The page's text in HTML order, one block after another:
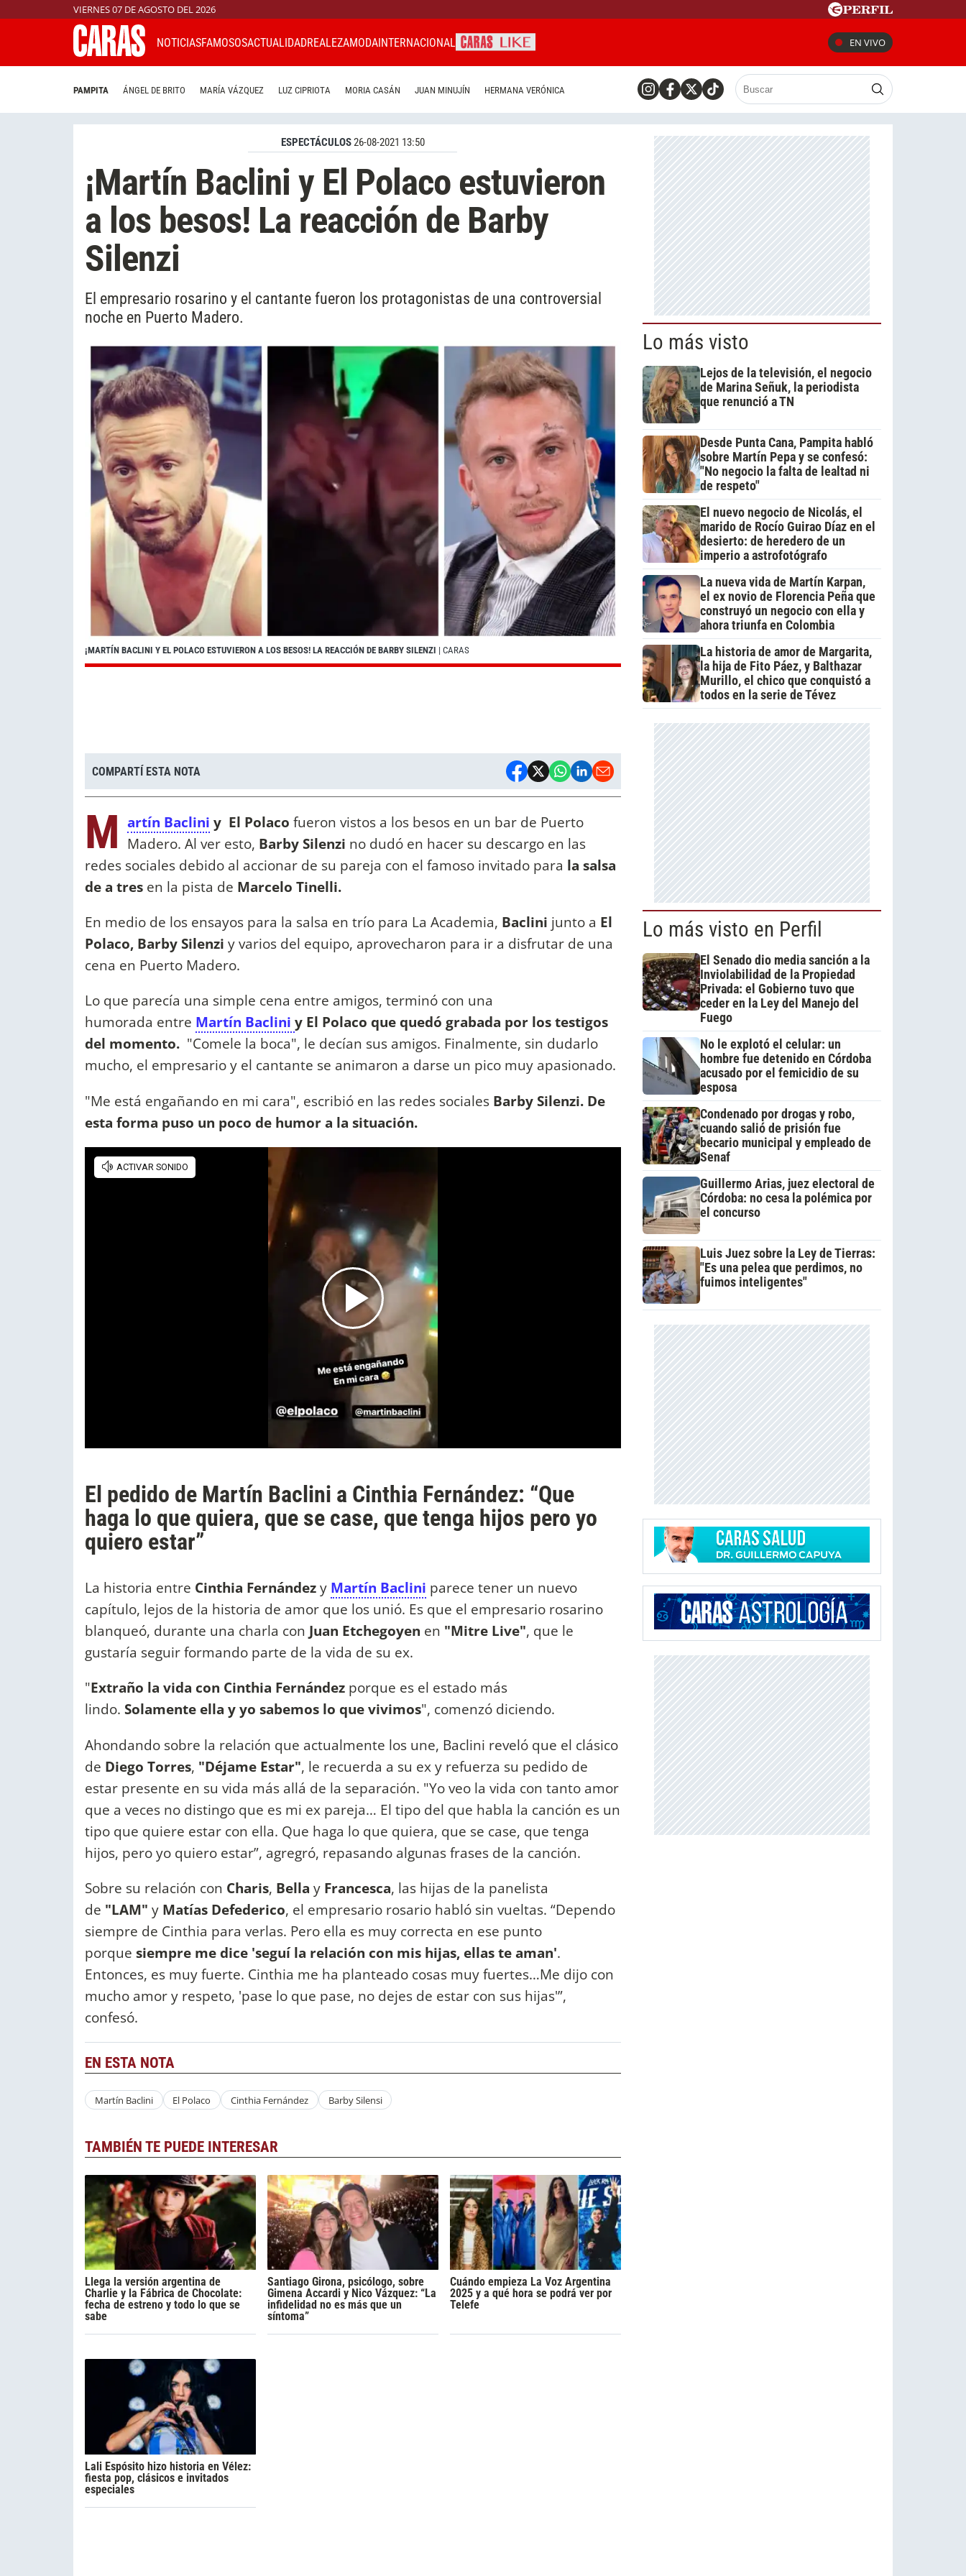
VIERNES 07 DE AGOSTO DEL 2026
NOTICIASFAMOSOSACTUALIDADREALEZAMODAINTERNACIONAL EN VIVO
PAMPITA ÁNGEL DE BRITO MARÍA VÁZQUEZ LUZ CIPRIOTA MORIA CASÁN JUAN MINUJÍN HERMANA VERÓNICA
ESPECTÁCULOS26-08-2021 13:50
¡Martín Baclini y El Polaco estuvieron
a los besos! La reacción de Barby
Silenzi
El empresario rosarino y el cantante fueron los protagonistas de una controversial
noche en Puerto Madero.
¡MARTÍN BACLINI Y EL POLACO ESTUVIERON A LOS BESOS! LA REACCIÓN DE BARBY SILENZI | CARAS
COMPARTÍ ESTA NOTA
M artín Baclini y El Polaco fueron vistos a los besos en un bar de Puerto
Madero. Al ver esto, Barby Silenzi no dudó en hacer su descargo en las
redes sociales debido al accionar de su pareja con el famoso invitado para la salsa
de a tres en la pista de Marcelo Tinelli.
En medio de los ensayos para la salsa en trío para La Academia, Baclini junto a El
Polaco, Barby Silenzi y varios del equipo, aprovecharon para ir a disfrutar de una
cena en Puerto Madero.
Lo que parecía una simple cena entre amigos, terminó con una
humorada entre Martín Baclini y El Polaco que quedó grabada por los testigos
del momento. "Comele la boca", le decían sus amigos. Finalmente, sin dudarlo
mucho, el empresario y el cantante se animaron a darse un pico muy apasionado.
"Me está engañando en mi cara", escribió en las redes sociales Barby Silenzi. De
esta forma puso un poco de humor a la situación.
El pedido de Martín Baclini a Cinthia Fernández: “Que
haga lo que quiera, que se case, que tenga hijos pero yo
quiero estar”
La historia entre Cinthia Fernándezy Martín Baclini parece tener un nuevo
capítulo, lejos de la historia de amor que los unió. Es que el empresario rosarino
blanqueó, durante una charla con Juan Etchegoyen en "Mitre Live", que le
gustaría seguir formando parte de la vida de su ex.
"Extraño la vida con Cinthia Fernández porque es el estado más
lindo. Solamente ella y yo sabemos lo que vivimos", comenzó diciendo.
Ahondando sobre la relación que actualmente los une, Baclini reveló que el clásico
de Diego Torres, "Déjame Estar", le recuerda a su ex y refuerza su pedido de
estar presente en su vida más allá de la separación. "Yo veo la vida con tanto amor
que a veces no distingo que es mi ex pareja… El tipo del que habla la canción es un
tipo que quiere estar con ella. Que haga lo que quiera, que se case, que tenga
hijos, pero yo quiero estar”, agregró, repasando algunas frases de la canción.
Sobre su relación con Charis, Bella y Francesca, las hijas de la panelista
de "LAM" y Matías Defederico, el empresario rosario habló sin vueltas. “Dependo
siempre de Cinthia para verlas. Pero ella es muy correcta en ese punto
porque siempre me dice 'seguí la relación con mis hijas, ellas te aman'.
Entonces, es muy fuerte. Cinthia me ha planteado cosas muy fuertes…Me dijo con
mucho amor y respeto, 'pase lo que pase, no dejes de estar con sus hijas'”,
confesó.
EN ESTA NOTA
Martín Baclini El Polaco Cinthia Fernández Barby Silensi
TAMBIÉN TE PUEDE INTERESAR
Llega la versión argentina de
Charlie y la Fábrica de Chocolate:
fecha de estreno y todo lo que se
sabe
Santiago Girona, psicólogo, sobre
Gimena Accardi y Nico Vázquez: “La
infidelidad no es más que un
síntoma”
Cuándo empieza La Voz Argentina
2025 y a qué hora se podrá ver por
Telefe
Lali Espósito hizo historia en Vélez:
fiesta pop, clásicos e invitados
especiales
Lo más visto
Lejos de la televisión, el negocio
de Marina Señuk, la periodista
que renunció a TN
Desde Punta Cana, Pampita habló
sobre Martín Pepa y se confesó:
"No negocio la falta de lealtad ni
de respeto"
El nuevo negocio de Nicolás, el
marido de Rocío Guirao Díaz en el
desierto: de heredero de un
imperio a astrofotógrafo
La nueva vida de Martín Karpan,
el ex novio de Florencia Peña que
construyó un negocio con ella y
ahora triunfa en Colombia
La historia de amor de Margarita,
la hija de Fito Páez, y Balthazar
Murillo, el chico que conquistó a
todos en la serie de Tévez
Lo más visto en Perfil
El Senado dio media sanción a la
Inviolabilidad de la Propiedad
Privada: el Gobierno tuvo que
ceder en la Ley del Manejo del
Fuego
No le explotó el celular: un
hombre fue detenido en Córdoba
acusado por el femicidio de su
esposa
Condenado por drogas y robo,
cuando salió de prisión fue
becario municipal y empleado de
Senaf
Guillermo Arias, juez electoral de
Córdoba: no cesa la polémica por
el concurso
Luis Juez sobre la Ley de Tierras:
"Es una pelea que perdimos, no
fuimos inteligentes"